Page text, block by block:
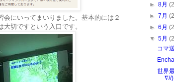
にいってまいりました。基本的には２
切ですという入口です。
►8月
►7月
►6月
▼ 5月
コマ
世界
∇//)